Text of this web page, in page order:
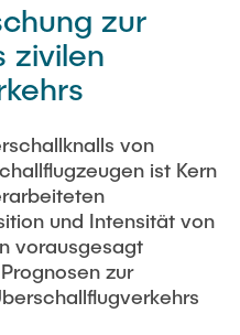
zur
zivilen
von
ist Kern
und Intensität von
vorausgesagt
zur